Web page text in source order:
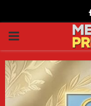
PRIMARY
MENU